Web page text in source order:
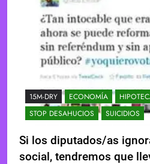
15M-DRY ECONOMÍA
STOP DESAHUCIOS
SUICIDIOS
Si los diputados/as
social, tendremos que